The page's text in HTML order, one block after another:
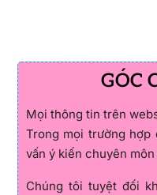
GÓC
Mọi thông tin trên
Trong mọi trường hợp
vấn ý kiến chuyên
Chúng tôi tuyệt đối